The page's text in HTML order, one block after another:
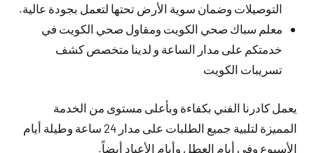
التوصيلات وضمان سوية الأرض تحتها لتعمل بجودة عالية.
معلم سباك صحي الكويت ومقاول صحي الكويت في
خدمتكم على مدار الساعة و لدينا متخصص كشف
تسريبات الكويت
يعمل كادرنا الفني بكفاءة وبأعلى مستوى من الخدمة
المميزة لتلبية جميع الطلبات على مدار 24 ساعة وطيلة أيام
الأسبوع وفي أيام العطل وأيام الأعياد أيضاً.